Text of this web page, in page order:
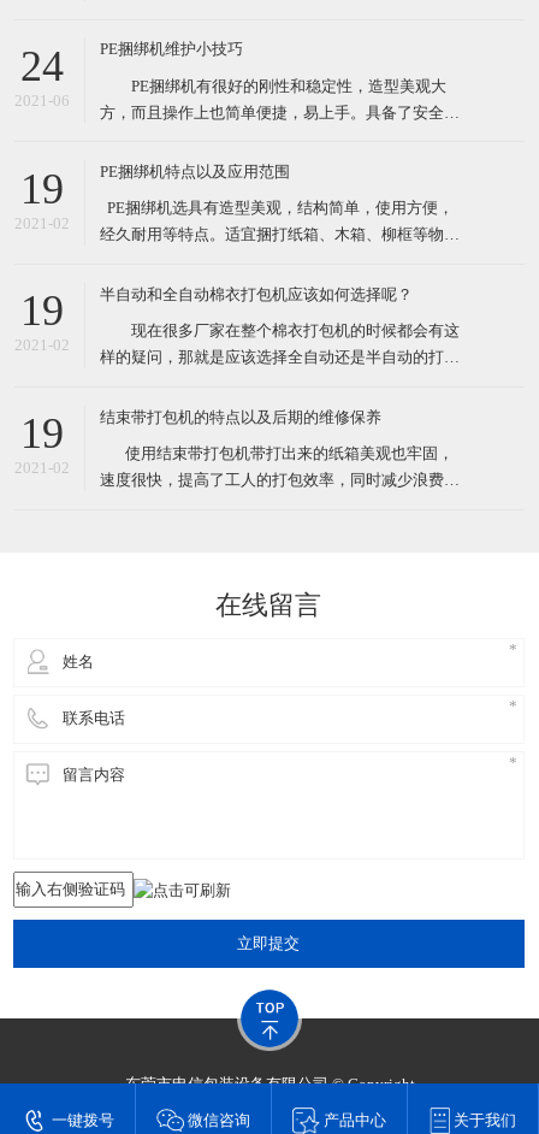
其体积小巧、维修起来比较简易，故广泛适用于流动
捆包机的电熔粘合效果，又可解决带钳的铁扣机捆
24
2021-06
PE捆绑机维护小技巧
PE捆绑机有很好的刚性和稳定性，造型美观大
方，而且操作上也简单便捷，易上手。具备了安全性
开始使用PE捆绑机的厂家对了PE捆绑机赞口不绝，认
约了人力运输费。 PE捆绑机广泛用于用于食品、
医药、五金、化工
19
2021-02
PE捆绑机特点以及应用范围
​ PE捆绑机选具有造型美观，结构简单，使用方便，
经久耐用等特点。适宜捆打纸箱、木箱、柳框等物
其体积小巧、维修起来比较简易，故广泛适用于流动
捆包机的电熔粘合效果，又可解决带钳的铁扣机捆
19
2021-02
半自动和全自动棉衣打包机应该如何选择呢？
现在很多厂家在整个棉衣打包机的时候都会有这
样的疑问，那就是应该选择全自动还是半自动的打包
接选择全自动的，很有可能由于衣物的形状不是十分
另外的朋友觉得如果不选择全自动的打包机的话，很
有可能最后会造成比较严重
19
2021-02
结束带打包机的特点以及后期的维修保养
​ 使用结束带打包机带打出来的纸箱美观也牢固，
速度很快，提高了工人的打包效率，同时减少浪费，
在线留言
立即提交
东莞市申信包装设备有限公司 © Copyright
东莞网站建设​
一键拨号 微信咨询 产品中心 关于我们